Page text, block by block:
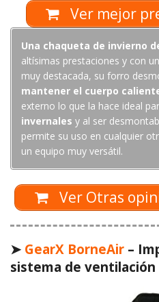
Ver mejor
Una chaqueta de invierno
altísimas prestaciones y con
muy destacada, su forro
mantener el cuerpo
externo lo que la hace ideal
invernales y al ser
permite su uso en cualquier
un equipo muy versátil.
Ver Otras
➤ GearX BorneAir –
sistema de ventilación